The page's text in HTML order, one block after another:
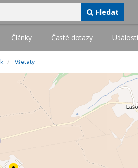
Hledat
Články Časté dotazy Události
Všetaty